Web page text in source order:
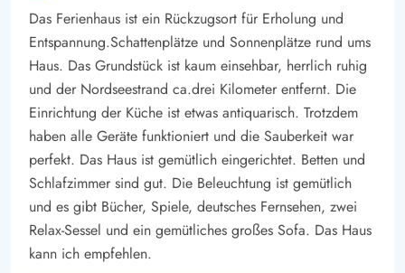
Das Ferienhaus ist ein Rückzugsort für Erholung und
Entspannung.Schattenplätze und Sonnenplätze rund ums
Haus. Das Grundstück ist kaum einsehbar, herrlich ruhig
und der Nordseestrand ca.drei Kilometer entfernt. Die
Einrichtung der Küche ist etwas antiquarisch. Trotzdem
haben alle Geräte funktioniert und die Sauberkeit war
perfekt. Das Haus ist gemütlich eingerichtet. Betten und
Schlafzimmer sind gut. Die Beleuchtung ist gemütlich
und es gibt Bücher, Spiele, deutsches Fernsehen, zwei
Relax-Sessel und ein gemütliches großes Sofa. Das Haus
kann ich empfehlen.